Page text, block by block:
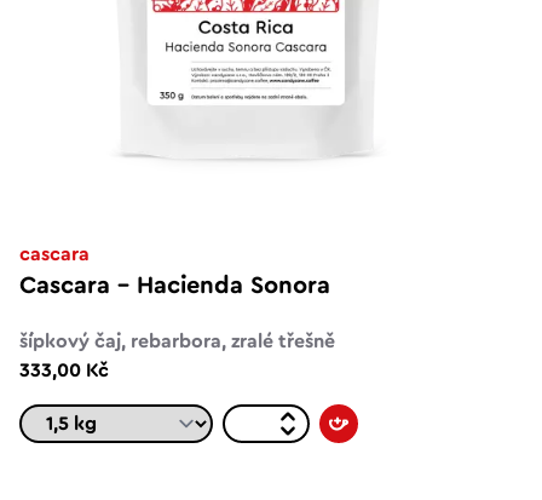
cascara
Cascara – Hacienda Sonora
šípkový čaj, rebarbora, zralé třešně
333,00 Kč